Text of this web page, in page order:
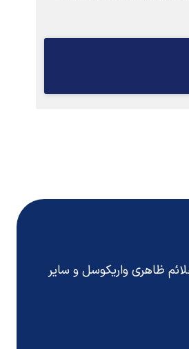
ظاهری واریکوسلو سایر